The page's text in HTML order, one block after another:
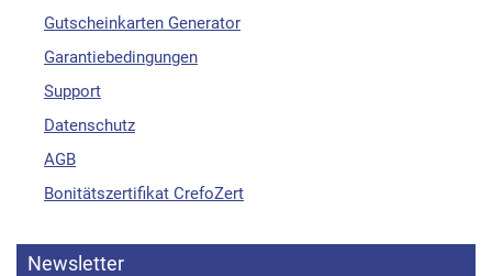
Gutscheinkarten Generator
Garantiebedingungen
Support
Datenschutz
AGB
Bonitätszertifikat CrefoZert
Newsletter